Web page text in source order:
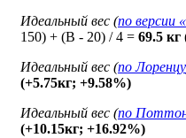
Идеальный вес (по версии
150) + (B - 20) / 4 = 69.5 кг
Идеальный вес (по Лоренцу
(+5.75кг; +9.58%)
Идеальный вес (по
(+10.15кг; +16.92%)